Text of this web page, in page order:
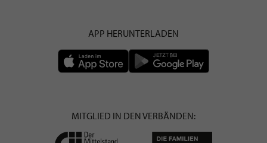
APP HERUNTERLADEN
MITGLIED IN DEN VERBÄNDEN: